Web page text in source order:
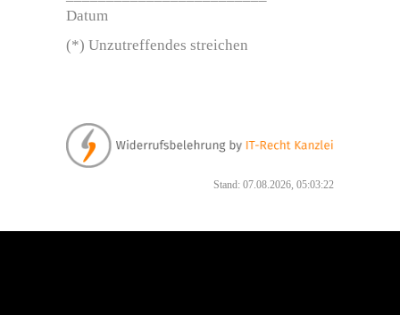
Datum
(*) Unzutreffendes streichen
Stand: 07.08.2026, 05:03:22